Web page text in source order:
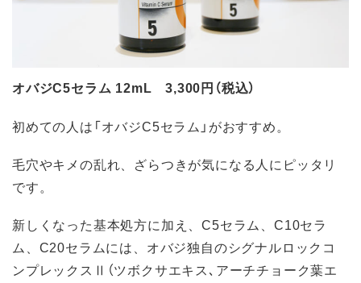
オバジC5セラム 12mL 3,300円（税込）
初めての人は「オバジC5セラム」がおすすめ。
毛穴やキメの乱れ、ざらつきが気になる人にピッタリ
です。
新しくなった基本処方に加え、C5セラム、C10セラ
ム、C20セラムには、オバジ独自のシグナルロックコ
ンプレックスⅡ（ツボクサエキス､アーチチョーク葉エ